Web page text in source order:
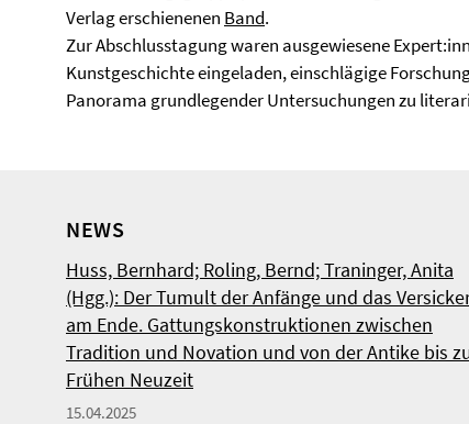
Verlag erschienenen Band.
Zur Abschlusstagung waren ausgewiesene
Kunstgeschichte eingeladen, einschlägige
Panorama grundlegender Untersuchungen zu
NEWS
Huss, Bernhard; Roling, Bernd; Traninger, Anita
(Hgg.): Der Tumult der Anfänge und das
am Ende. Gattungskonstruktionen zwischen
Tradition und Novation und von der Antike bis
Frühen Neuzeit
15.04.2025